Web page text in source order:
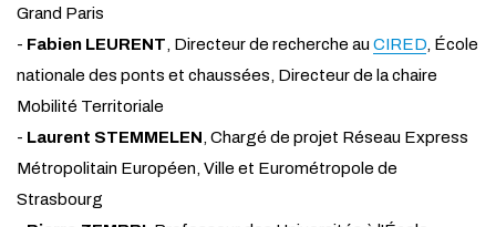
Grand Paris
- Fabien LEURENT, Directeur de recherche au CIRED, École
nationale des ponts et chaussées, Directeur de la chaire
Mobilité Territoriale
- Laurent STEMMELEN, Chargé de projet Réseau Express
Métropolitain Européen, Ville et Eurométropole de
Strasbourg